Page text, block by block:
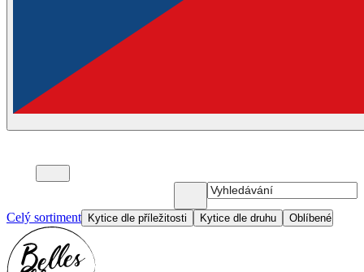
Celý sortiment Kytice dle příležitosti Kytice dle druhu Oblíbené